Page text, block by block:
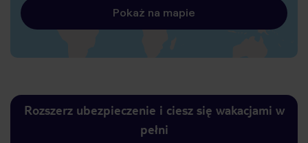
Pokaż na mapie
Rozszerz ubezpieczenie i ciesz się wakacjami w
pełni